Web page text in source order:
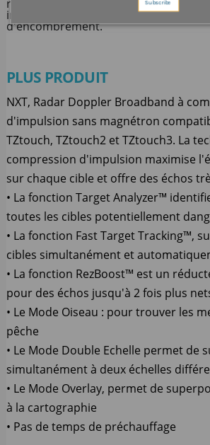
réglé au maximum, la netteté
incroyablement détaillée avec plus
d'encombrement.
PLUS PRODUIT
NXT, Radar Doppler Broadband à
d'impulsion sans magnétron
TZtouch, TZtouch2 et TZtouch3. La
compression d'impulsion maximise
sur chaque cible et offre des échos
• La fonction Target Analyzer™
toutes les cibles potentiellement
• La fonction Fast Target Tracking™,
cibles simultanément et
• La fonction RezBoost™ est un
pour des échos jusqu'à 2 fois plus
• Le Mode Oiseau : pour trouver les
pêche
• Le Mode Double Echelle permet de
simultanément à deux échelles
• Le Mode Overlay, permet de
à la cartographie
• Pas de temps de préchauffage
Subscribe